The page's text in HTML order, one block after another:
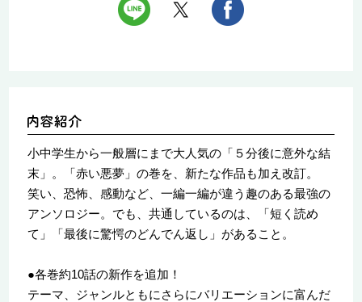
小中学生から一般層にまで大人気の「５分後に意外な結
末」。「赤い悪夢」の巻を、新たな作品も加え改訂。
笑い、恐怖、感動など、一編一編が違う趣のある最強の
アンソロジー。でも、共通しているのは、「短く読め
て」「最後に驚愕のどんでん返し」があること。
●各巻約10話の新作を追加！
テーマ、ジャンルともにさらにバリエーションに富んだ